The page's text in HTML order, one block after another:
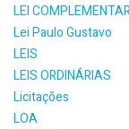
LEI
Lei Paulo Gustavo
LEIS
LEIS ORDINÁRIAS
Licitações
LOA